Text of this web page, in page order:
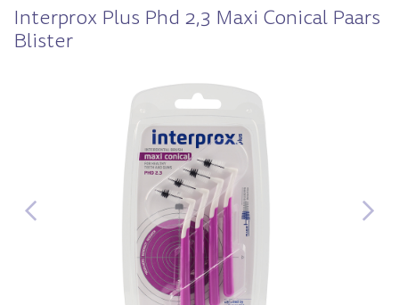
Interprox Plus Phd 2,3 Maxi Conical Paars
Blister